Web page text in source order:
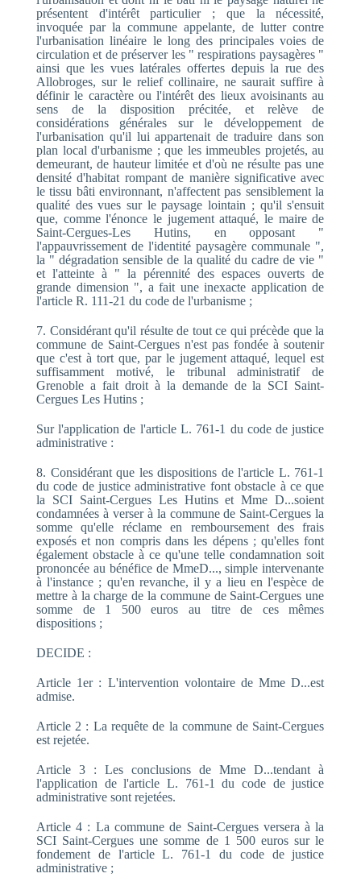
présentent d'intérêt particulier ; que la nécessité,
invoquée par la commune appelante, de lutter contre
l'urbanisation linéaire le long des principales voies de
circulation et de préserver les " respirations paysagères "
ainsi que les vues latérales offertes depuis la rue des
Allobroges, sur le relief collinaire, ne saurait suffire à
définir le caractère ou l'intérêt des lieux avoisinants au
sens de la disposition précitée, et relève de
considérations générales sur le développement de
l'urbanisation qu'il lui appartenait de traduire dans son
plan local d'urbanisme ; que les immeubles projetés, au
demeurant, de hauteur limitée et d'où ne résulte pas une
densité d'habitat rompant de manière significative avec
le tissu bâti environnant, n'affectent pas sensiblement la
qualité des vues sur le paysage lointain ; qu'il s'ensuit
que, comme l'énonce le jugement attaqué, le maire de
Saint-Cergues-Les Hutins, en opposant "
l'appauvrissement de l'identité paysagère communale ",
la " dégradation sensible de la qualité du cadre de vie "
et l'atteinte à " la pérennité des espaces ouverts de
grande dimension ", a fait une inexacte application de
l'article R. 111-21 du code de l'urbanisme ;
7. Considérant qu'il résulte de tout ce qui précède que la
commune de Saint-Cergues n'est pas fondée à soutenir
que c'est à tort que, par le jugement attaqué, lequel est
suffisamment motivé, le tribunal administratif de
Grenoble a fait droit à la demande de la SCI Saint-
Cergues Les Hutins ;
Sur l'application de l'article L. 761-1 du code de justice
administrative :
8. Considérant que les dispositions de l'article L. 761-1
du code de justice administrative font obstacle à ce que
la SCI Saint-Cergues Les Hutins et Mme D...soient
condamnées à verser à la commune de Saint-Cergues la
somme qu'elle réclame en remboursement des frais
exposés et non compris dans les dépens ; qu'elles font
également obstacle à ce qu'une telle condamnation soit
prononcée au bénéfice de MmeD..., simple intervenante
à l'instance ; qu'en revanche, il y a lieu en l'espèce de
mettre à la charge de la commune de Saint-Cergues une
somme de 1 500 euros au titre de ces mêmes
dispositions ;
DECIDE :
Article 1er : L'intervention volontaire de Mme D...est
admise.
Article 2 : La requête de la commune de Saint-Cergues
est rejetée.
Article 3 : Les conclusions de Mme D...tendant à
l'application de l'article L. 761-1 du code de justice
administrative sont rejetées.
Article 4 : La commune de Saint-Cergues versera à la
SCI Saint-Cergues une somme de 1 500 euros sur le
fondement de l'article L. 761-1 du code de justice
administrative ;